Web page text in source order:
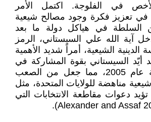
في الفلوجة. اكتمل الأمر
في تعزيز فكرة وجود مصالح شيعية
السلطة في هياكل دولة ما بعد
آية الله علي السيستاني، الرمز
الشيعية، أمراً شديد الأهمية
أيّد السيستاني بقوة المشاركة في
الانتخابات البرلمانية عام 2005، مما جعل من الصعب
مناهضة للولايات المتحدة، مثل
دعوات مقاطعة الانتخابات التي